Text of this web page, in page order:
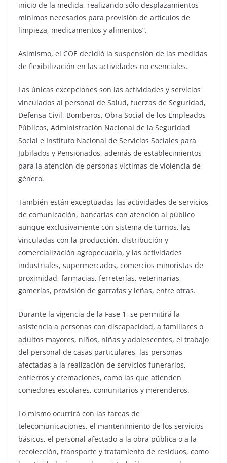
inicio de la medida, realizando sólo desplazamientos
mínimos necesarios para provisión de artículos de
limpieza, medicamentos y alimentos”.
Asimismo, el COE decidió la suspensión de las medidas
de flexibilización en las actividades no esenciales.
Las únicas excepciones son las actividades y servicios
vinculados al personal de Salud, fuerzas de Seguridad,
Defensa Civil, Bomberos, Obra Social de los Empleados
Públicos, Administración Nacional de la Seguridad
Social e Instituto Nacional de Servicios Sociales para
Jubilados y Pensionados, además de establecimientos
para la atención de personas víctimas de violencia de
género.
También están exceptuadas las actividades de servicios
de comunicación, bancarias con atención al público
aunque exclusivamente con sistema de turnos, las
vinculadas con la producción, distribución y
comercialización agropecuaria, y las actividades
industriales, supermercados, comercios minoristas de
proximidad, farmacias, ferreterías, veterinarias,
gomerías, provisión de garrafas y leñas, entre otras.
Durante la vigencia de la Fase 1, se permitirá la
asistencia a personas con discapacidad, a familiares o
adultos mayores, niños, niñas y adolescentes, el trabajo
del personal de casas particulares, las personas
afectadas a la realización de servicios funerarios,
entierros y cremaciones, como las que atienden
comedores escolares, comunitarios y merenderos.
Lo mismo ocurrirá con las tareas de
telecomunicaciones, el mantenimiento de los servicios
básicos, el personal afectado a la obra pública o a la
recolección, transporte y tratamiento de residuos, como